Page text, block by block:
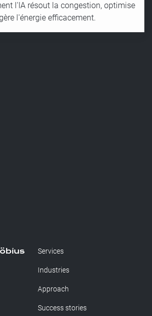
l'IA résout la congestion, optimise
l'énergie efficacement.
Services
Industries
Approach
Success stories